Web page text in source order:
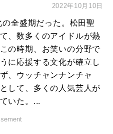
2022年10月10日
全盛期だった。松田聖
、数多くのアイドルが熱
の時期、お笑いの分野で
に応援する文化が確立し
、ウッチャンナンチャ
して、多くの人気芸人が
いた。...